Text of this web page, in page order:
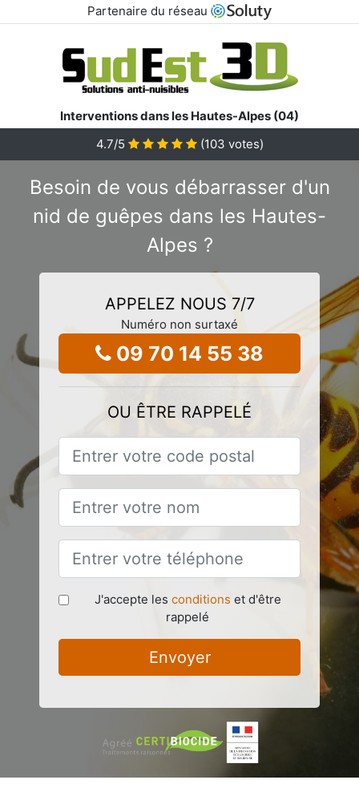
Partenaire du réseau
Interventions dans les Hautes-Alpes (04)
4.7/5 (103 votes)
Besoin de vous débarrasser d'un
nid de guêpes dans les Hautes-
Alpes ?
APPELEZ NOUS 7/7
Numéro non surtaxé
09 70 14 55 38
OU ÊTRE RAPPELÉ
J'accepte les conditions et d'être
rappelé
Envoyer